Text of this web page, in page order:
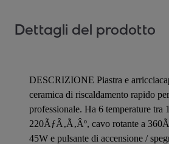
Dettagli del prodotto
DESCRIZIONE Piastra e
ceramica di riscaldamento rapido
professionale. Ha 6 temperature tra
220ÃƒÂ‚Ã‚Âº, cavo rotante a
45W e pulsante di accensione /